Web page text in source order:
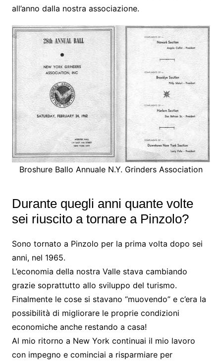
all’anno dalla nostra associazione.
Broshure Ballo Annuale N.Y. Grinders Association
Durante quegli anni quante volte
sei riuscito a tornare a Pinzolo?
Sono tornato a Pinzolo per la prima volta dopo sei
anni, nel 1965.
L’economia della nostra Valle stava cambiando
grazie soprattutto allo sviluppo del turismo.
Finalmente le cose si stavano “muovendo” e c’era la
possibilità di migliorare le proprie condizioni
economiche anche restando a casa!
Al mio ritorno a New York continuai il mio lavoro
con impegno e cominciai a risparmiare per